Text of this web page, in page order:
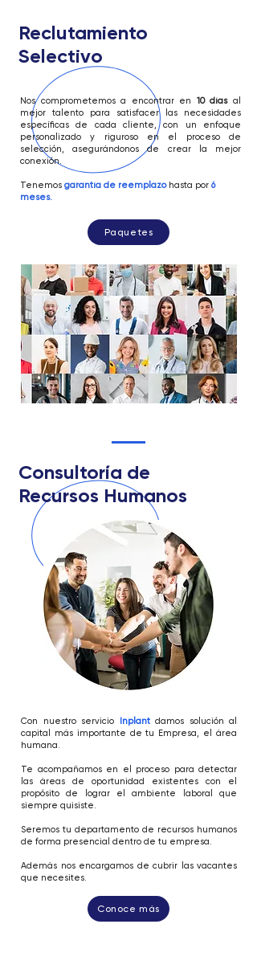
Reclutamiento
Selectivo
Nos comprometemos a encontrar en 10 díasal
mejor talento para satisfacer las necesidades
específicas de cada cliente, con un enfoque
personalizado y riguroso en el proceso de
selección, asegurándonos de crear la mejor
conexión.
Tenemos garantía de reemplazohasta por 6
meses.
Paquetes
Consultoría de
Recursos Humanos
Con nuestro servicio Inplantdamos solución al
capital más importante de tu Empresa, el área
humana.
Te acompañamos en el proceso para detectar
las áreas de oportunidad existentes con el
propósito de lograr el ambiente laboral que
siempre quisiste.
Seremos tu departamento de recursos humanos
de forma presencial dentro de tu empresa.
Además nos encargamos de cubrir las vacantes
que necesites.
Conoce más